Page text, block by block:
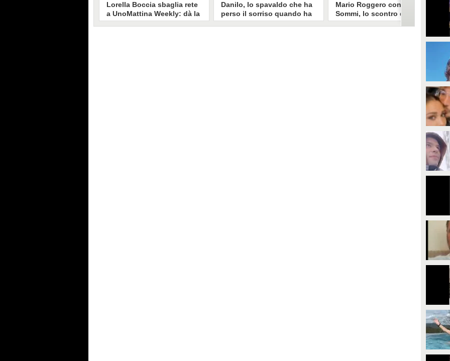
Lorella Boccia sbaglia rete
a UnoMattina Weekly: dà la
linea al Tg5 invece che al
Danilo, lo spavaldo che ha
perso il sorriso quando ha
scoperto la gelosia a
Mario Roggero contro Luca
Sommi, lo scontro del 2023
torna virale: "Lo